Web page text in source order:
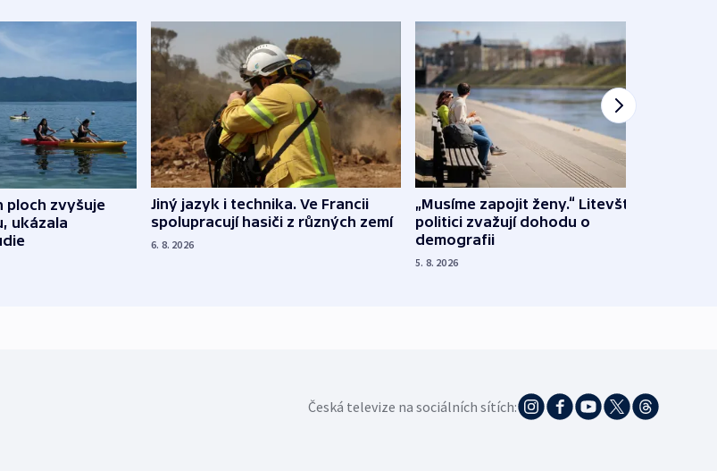
ploch zvyšuje
ukázala
Jiný jazyk i technika. Ve Francii
spolupracují hasiči z různých zemí
6. 8. 2026
„Musíme zapojit ženy.“ Litevští
politici zvažují dohodu o
demografii
5. 8. 2026
Česká televize na sociálních sítích: